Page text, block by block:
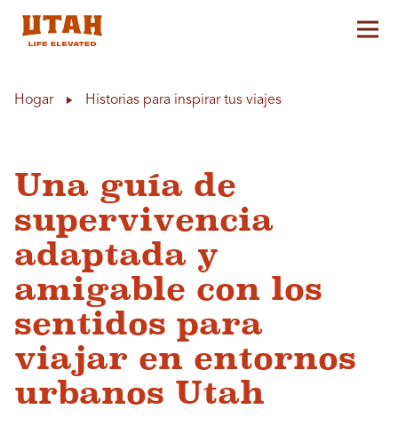
Hogar Historias para inspirar tus viajes
Una guía de
supervivencia
adaptada y
amigable con los
sentidos para
viajar en entornos
urbanos Utah